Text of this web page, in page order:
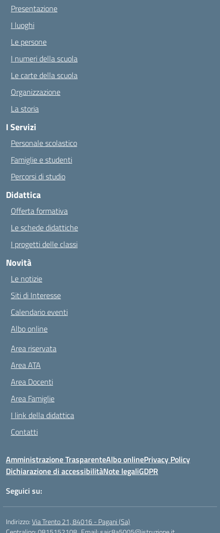
Presentazione
I luoghi
Le persone
I numeri della scuola
Le carte della scuola
Organizzazione
La storia
I Servizi
Personale scolastico
Famiglie e studenti
Percorsi di studio
Didattica
Offerta formativa
Le schede didattiche
I progetti delle classi
Novità
Le notizie
Siti di Interesse
Calendario eventi
Albo online
Area riservata
Area ATA
Area Docenti
Area Famiglie
I link della didattica
Contatti
Amministrazione TrasparenteAlbo onlinePrivacy Policy
Dichiarazione di accessibilitàNote legaliGDPR
Seguici su:
Indirizzo:Via Trento 21, 84016 - Pagani (Sa)